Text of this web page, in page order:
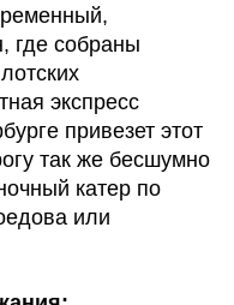
где собраны
экспресс
привезет этот
так же бесшумно
катер по
или